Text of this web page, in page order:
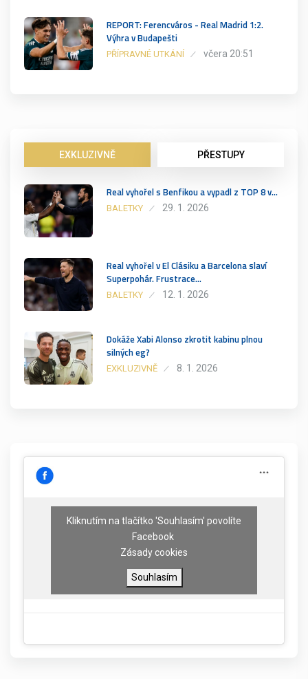
REPORT: Ferencváros - Real Madrid 1:2.
Výhra v Budapešti
PŘÍPRAVNÉ UTKÁNÍ včera 20:51
EXKLUZIVNĚ PŘESTUPY
Real vyhořel s Benfikou a vypadl z TOP 8 v…
BALETKY 29. 1. 2026
Real vyhořel v El Clásiku a Barcelona slaví
Superpohár. Frustrace…
BALETKY 12. 1. 2026
Dokáže Xabi Alonso zkrotit kabinu plnou
silných eg?
EXKLUZIVNĚ 8. 1. 2026
Kliknutím na tlačítko 'Souhlasím' povolíte
Facebook
Zásady cookies
Souhlasím